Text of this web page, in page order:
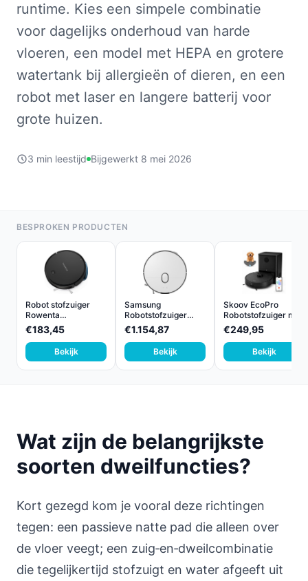
runtime. Kies een simpele combinatie
voor dagelijks onderhoud van harde
vloeren, een model met HEPA en grotere
watertank bij allergieën of dieren, en een
robot met laser en langere batterij voor
grote huizen.
3 min leestijd Bijgewerkt 8 mei 2026
BESPROKEN PRODUCTEN
Robot stofzuiger
Rowenta
RR7375WH Zwar...
€183,45
Bekijk
Samsung
Robotstofzuiger
Bespoke Jet Bo...
€1.154,87
Bekijk
Skoov EcoPro
Robotstofzuiger met
Dweil...
€249,95
Bekijk
Wat zijn de belangrijkste
soorten dweilfuncties?
Kort gezegd kom je vooral deze richtingen
tegen: een passieve natte pad die alleen over
de vloer veegt; een zuig‑en‑dweilcombinatie
die tegelijkertijd stofzuigt en water afgeeft uit